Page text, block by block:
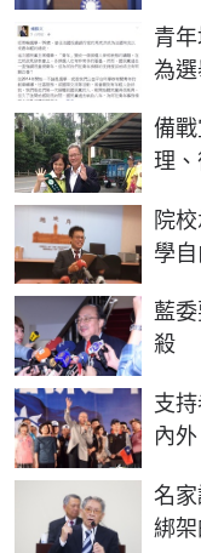
青
為
備
理、
院
學自
藍
殺
支
內外
名家
綁